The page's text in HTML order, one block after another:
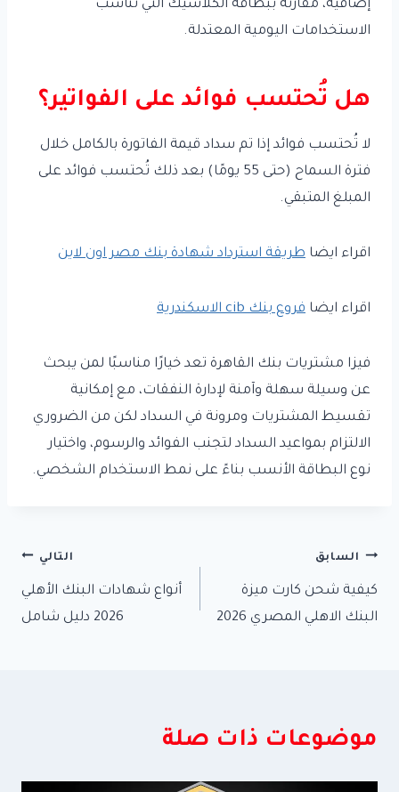
إضافية، مقارنة ببطاقة الكلاسيك التي تناسب
الاستخدامات اليومية المعتدلة.
هل تُحتسب فوائد على الفواتير؟
لا تُحتسب فوائد إذا تم سداد قيمة الفاتورة بالكامل خلال
فترة السماح (حتى 55 يومًا) بعد ذلك تُحتسب فوائد على
المبلغ المتبقي.
اقراء ايضا طريقة استرداد شهادة بنك مصر اون لاين
اقراء ايضا فروع بنك cib الاسكندرية
فيزا مشتريات بنك القاهرة تعد خيارًا مناسبًا لمن يبحث
عن وسيلة سهلة وآمنة لإدارة النفقات، مع إمكانية
تقسيط المشتريات ومرونة في السداد لكن من الضروري
الالتزام بمواعيد السداد لتجنب الفوائد والرسوم، واختيار
نوع البطاقة الأنسب بناءً على نمط الاستخدام الشخصي.
تصفّح
المقالات
السابق
كيفية شحن كارت ميزة
البنك الاهلي المصري 2026
التالي
أنواع شهادات البنك الأهلي
2026 دليل شامل
موضوعات ذات صلة